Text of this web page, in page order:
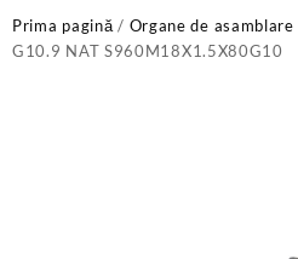
Prima pagină/ Organe de asamblare
G10.9 NAT S960M18X1.5X80G10